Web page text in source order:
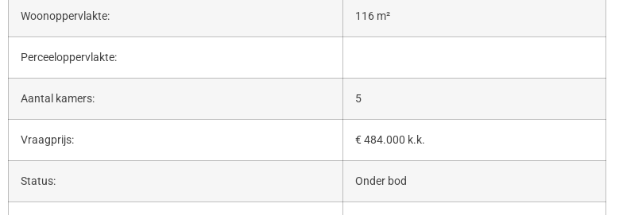
Woonoppervlakte: 116 m²
Perceeloppervlakte:
Aantal kamers: 5
Vraagprijs: € 484.000 k.k.
Status: Onder bod